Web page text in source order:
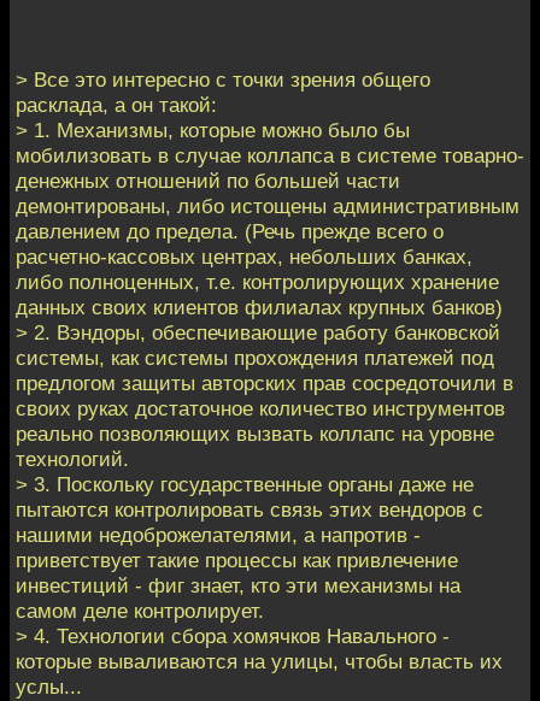
> Все это интересно с точки зрения общего
расклада, а он такой:
> 1. Механизмы, которые можно было бы
мобилизовать в случае коллапса в системе товарно-
денежных отношений по большей части
демонтированы, либо истощены административным
давлением до предела. (Речь прежде всего о
расчетно-кассовых центрах, небольших банках,
либо полноценных, т.е. контролирующих хранение
данных своих клиентов филиалах крупных банков)
> 2. Вэндоры, обеспечивающие работу банковской
системы, как системы прохождения платежей под
предлогом защиты авторских прав сосредоточили в
своих руках достаточное количество инструментов
реально позволяющих вызвать коллапс на уровне
технологий.
> 3. Поскольку государственные органы даже не
пытаются контролировать связь этих вендоров с
нашими недоброжелателями, а напротив -
приветствует такие процессы как привлечение
инвестиций - фиг знает, кто эти механизмы на
самом деле контролирует.
> 4. Технологии сбора хомячков Навального -
которые вываливаются на улицы, чтобы власть их
услы...